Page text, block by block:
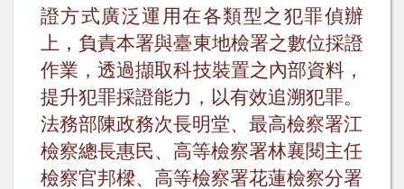
證方式廣泛運用在各類型之犯罪偵辦
上，負責本署與臺東地檢署之數位採證
作業，透過擷取科技裝置之內部資料，
提升犯罪採證能力，以有效追溯犯罪。
法務部陳政務次長明堂、最高檢察署江
檢察總長惠民、高等檢察署林襄閱主任
檢察官邦樑、高等檢察署花蓮檢察分署